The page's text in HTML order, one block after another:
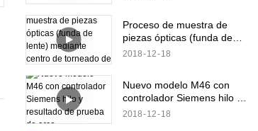
Proceso de muestra de
piezas ópticas (funda de
lente) mediante centro de
2018 12 18
Nuevo modelo M46 con
controlador Siemens hilo y
resultado de prueba de
2018 12 18